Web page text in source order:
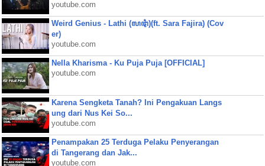
youtube.com
Weird Genius - Lathi (ꦭꦛꦶ)(ft. Sara Fajira) (Cov
er)
youtube.com
Nella Kharisma - Ku Puja Puja [OFFICIAL]
youtube.com
Karena Sengketa Tanah? Ini Pengakuan Langs
ung dari Nus Kei So...
youtube.com
Penampakan 25 Terduga Pelaku Penyerangan
di Tangerang dan Jak...
youtube.com